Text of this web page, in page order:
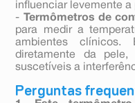
influenciar levemente a
-
Termômetros de
para medir a
ambientes clínicos.
diretamente da
suscetíveis a
Perguntas